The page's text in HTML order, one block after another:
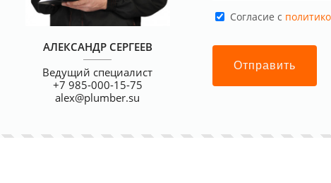
АЛЕКСАНДР СЕРГЕЕВ
Ведущий специалист
+7 985-000-15-75
alex@plumber.su
Cогласие с
Отправить